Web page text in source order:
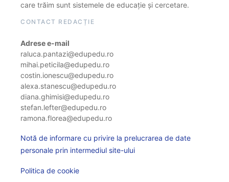
care trăim sunt sistemele de educație și cercetare.
CONTACT REDACȚIE
Adrese e-mail
raluca.pantazi@edupedu.ro
mihai.peticila@edupedu.ro
costin.ionescu@edupedu.ro
alexa.stanescu@edupedu.ro
diana.ghimisi@edupedu.ro
stefan.lefter@edupedu.ro
ramona.florea@edupedu.ro
Notă de informare cu privire la prelucrarea de date
personale prin intermediul site-ului
Politica de cookie